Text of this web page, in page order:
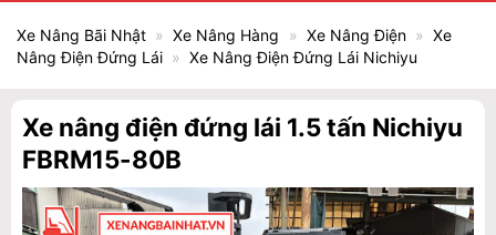
Xe Nâng Bãi Nhật » Xe Nâng Hàng » Xe Nâng Điện » Xe
Nâng Điện Đứng Lái » Xe Nâng Điện Đứng Lái Nichiyu
Xe nâng điện đứng lái 1.5 tấn Nichiyu
FBRM15-80B